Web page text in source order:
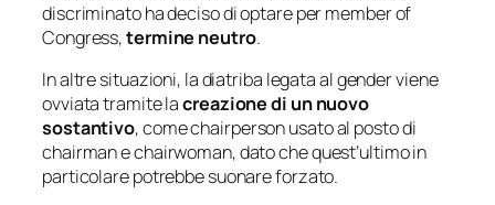
discriminato ha deciso di optare per member of
Congress,termine neutro.
In altre situazioni, la diatriba legata al gender viene
ovviata tramite lacreazione di un nuovo
sostantivo, come chairperson usato al posto di
chairman e chairwoman, dato che quest’ultimo in
particolare potrebbe suonare forzato.